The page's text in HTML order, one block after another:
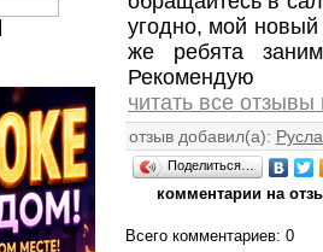
угодно, мой новый
же ребята
Рекомендую
читать все
отзыв добавил(а):
Поделиться…
комментарии на
Всего комментариев: 0